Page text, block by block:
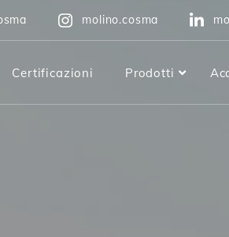
molino.cosma
Certificazioni Prodotti